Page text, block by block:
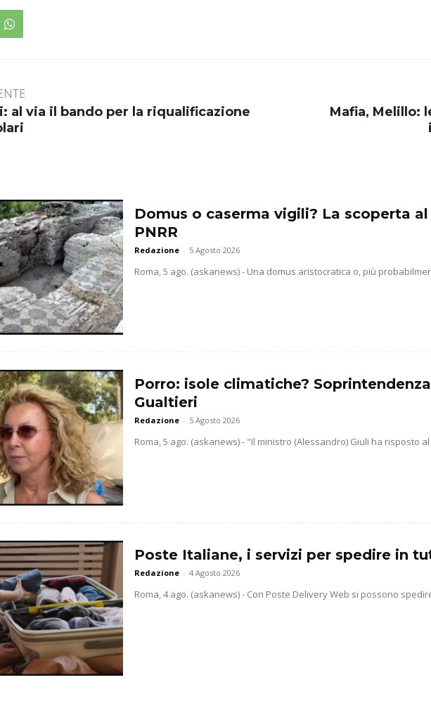
al via il bando per la riqualificazione
Mafia, Melillo:
Domus o caserma vigili? La scoperta
PNRR
Redazione - 5 Agosto 2026
Roma, 5 ago. (askanews) - Una domus aristocratica o, più
Porro: isole climatiche?
Gualtieri
Redazione - 5 Agosto 2026
Roma, 5 ago. (askanews) - "Il ministro (Alessandro) Giuli ha risposto
Poste Italiane, i servizi per spedire in
Redazione - 4 Agosto 2026
Roma, 4 ago. (askanews) - Con Poste Delivery Web si possono